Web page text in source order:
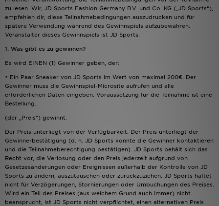
zu lesen. Wir, JD Sports Fashion Germany B.V. und Co. KG („JD Sports“),
empfehlen dir, diese Teilnahmebedingungen auszudrucken und für
spätere Verwendung während des Gewinnspiels aufzubewahren.
Veranstalter dieses Gewinnspiels ist JD Sports.
1. Was gibt es zu gewinnen?
Es wird EINEN (1) Gewinner geben, der:
• Ein Paar Sneaker von JD Sports im Wert von maximal 200€. Der
Gewinner muss die Gewinnspiel-Microsite aufrufen und alle
erforderlichen Daten eingeben. Voraussetzung für die Teilnahme ist eine
Bestellung.
(der „Preis“) gewinnt.
Der Preis unterliegt von der Verfügbarkeit. Der Preis unterliegt der
Gewinnerbestätigung (d. h. JD Sports konnte die Gewinner kontaktieren
und die Teilnahmeberechtigung bestätigen). JD Sports behält sich das
Recht vor, die Verlosung oder den Preis jederzeit aufgrund von
Gesetzesänderungen oder Ereignissen außerhalb der Kontrolle von JD
Sports zu ändern, auszutauschen oder zurückzuziehen. JD Sports haftet
nicht für Verzögerungen, Stornierungen oder Umbuchungen des Preises.
Wird ein Teil des Preises (aus welchem Grund auch immer) nicht
beansprucht, ist JD Sports nicht verpflichtet, einen alternativen Preis
Damen
Kinder
Bestsellers
JD Exklusives
Fußball
Sport
Lade Die APP
Geschenkkarte
Filialfinder